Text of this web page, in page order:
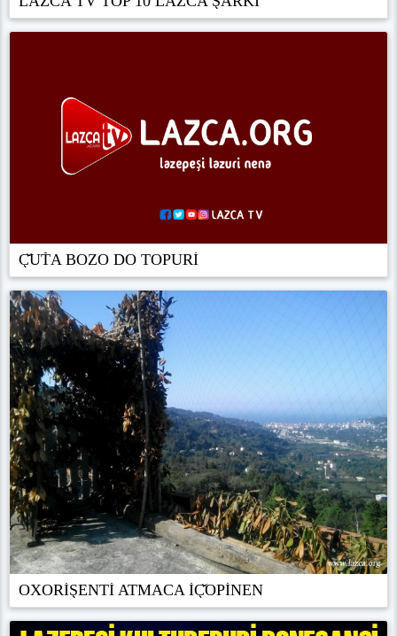
Ç̌UŤA BOZO DO TOPURİ
OXORİŞENTİ ATMACA İÇ̌OPİNEN